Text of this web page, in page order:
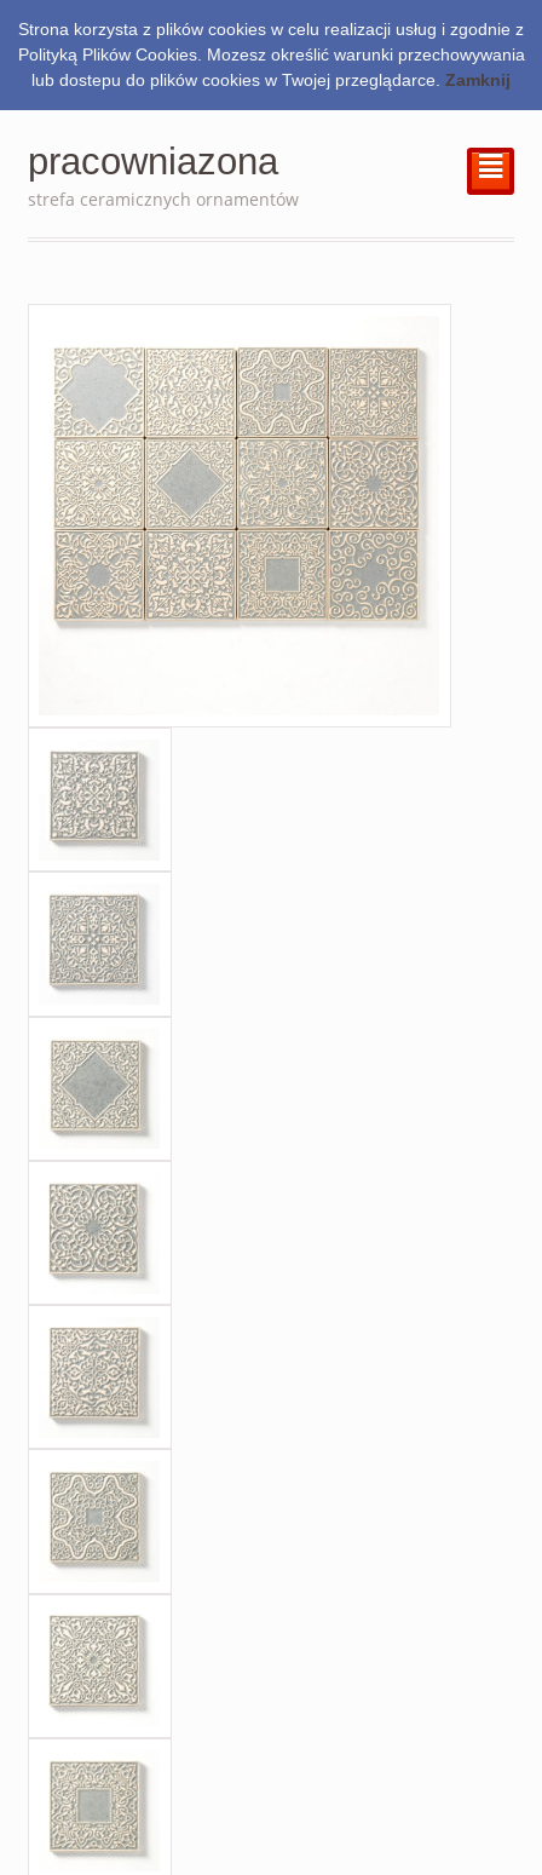
0.00zł
pracowniazona
strefa ceramicznych ornamentów
²
Strona korzysta z plików cookies w celu realizacji usług i zgodnie z
Polityką Plików Cookies. Mozesz określić warunki przechowywania
lub dostepu do plików cookies w Twojej przeglądarce. Zamknij